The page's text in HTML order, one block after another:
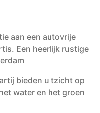
aan een autovrije
Een heerlijk rustige
bieden uitzicht op
water en het groen